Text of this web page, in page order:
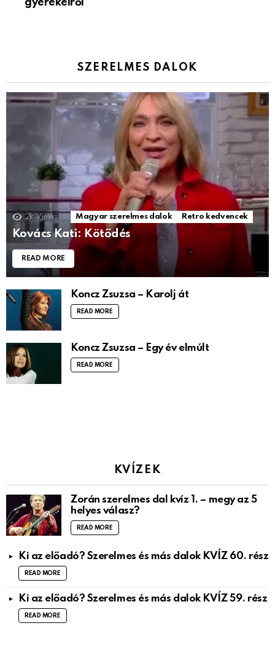
gyerekeiről
SZERELMES DALOK
2k Views Magyar szerelmes dalok Retro kedvencek
Kovács Kati: Kötődés
READ MORE
Koncz Zsuzsa – Karolj át
READ MORE
Koncz Zsuzsa – Egy év elmúlt
READ MORE
KVÍZEK
Zorán szerelmes dal kvíz 1. – megy az 5
helyes válasz?
READ MORE
Ki az előadó? Szerelmes és más dalok KVÍZ 60. rész
READ MORE
Ki az előadó? Szerelmes és más dalok KVÍZ 59. rész
READ MORE